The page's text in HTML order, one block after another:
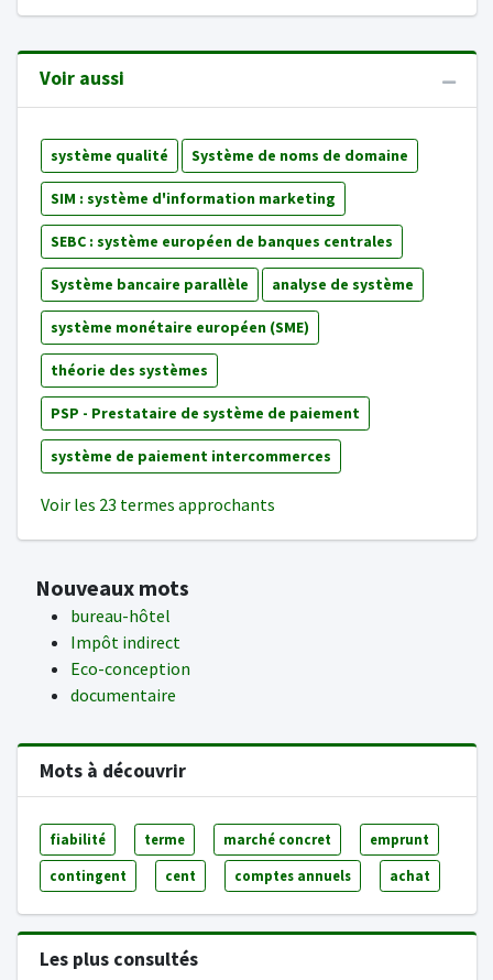
Voir aussi
système qualité Système de noms de domaine
SIM : système d'information marketing
SEBC : système européen de banques centrales
Système bancaire parallèle analyse de système
système monétaire européen (SME)
théorie des systèmes
PSP - Prestataire de système de paiement
système de paiement intercommerces
Voir les 23 termes approchants
Nouveaux mots
bureau-hôtel
Impôt indirect
Eco-conception
documentaire
Mots à découvrir
fiabilité terme marché concret emprunt
contingent cent comptes annuels achat
Les plus consultés